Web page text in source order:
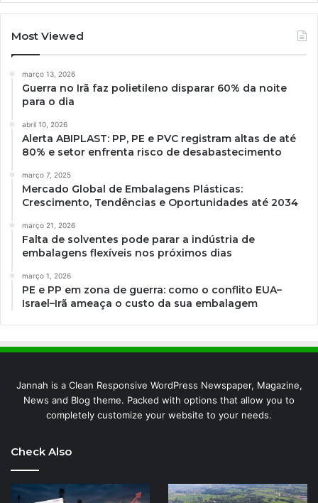
Most Viewed
março 13, 2026
Guerra no Irã faz polietileno disparar 60% da noite
para o dia
abril 10, 2026
Alerta ABIPLAST: PP, PE e PVC registram altas de até
80% e setor enfrenta risco de desabastecimento
março 7, 2025
Mercado Global de Embalagens Plásticas:
Crescimento, Tendências e Oportunidades até 2034
março 21, 2026
Falta de solventes pode parar a indústria de
embalagens flexíveis nos próximos dias
março 1, 2026
PE e PP em zona de guerra: como o conflito EUA–
Israel–Irã ameaça o custo da sua embalagem
Jannah is a Clean Responsive WordPress Newspaper, Magazine,
News and Blog theme. Packed with options that allow you to
completely customize your website to your needs.
Check Also